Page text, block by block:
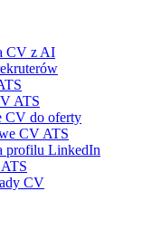
CV z AI
ATS
CV do oferty
CV ATS
profilu LinkedIn
CV